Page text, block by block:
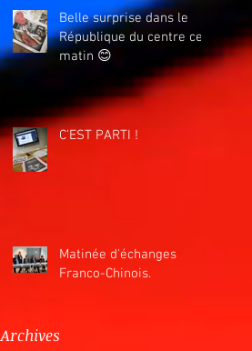
Belle surprise dans le
République du centre ce
matin 😊
C'EST PARTI !
Matinée d'échanges
Franco-Chinois.
Archives